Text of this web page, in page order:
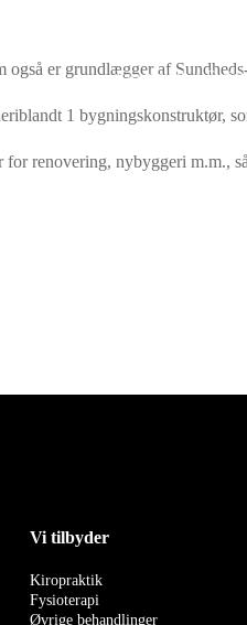
Kiropraktik
er grundlægger af
1 bygningskonstruktør,
renovering, nybyggeri m.m.,
Vi tilbyder
Kiropraktik
Fysioterapi
Øvrige behandlinger